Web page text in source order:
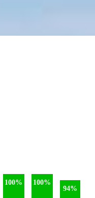
100% 100%
94%